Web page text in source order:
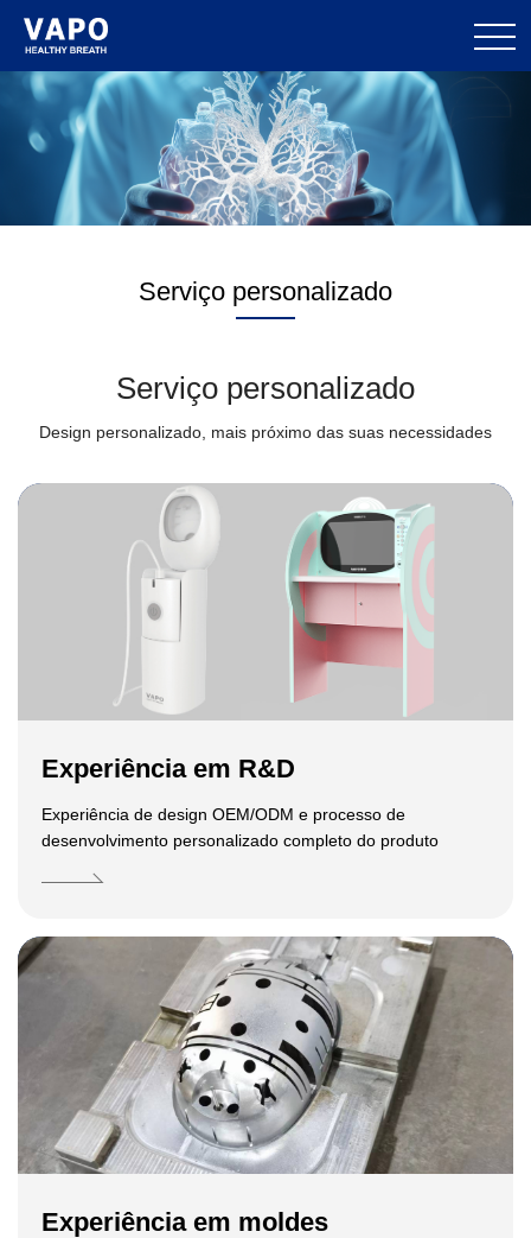
Serviço personalizado
Serviço personalizado
Design personalizado, mais próximo das suas necessidades
Experiência em R&D
Experiência de design OEM/ODM e processo de
desenvolvimento personalizado completo do produto
Experiência em moldes